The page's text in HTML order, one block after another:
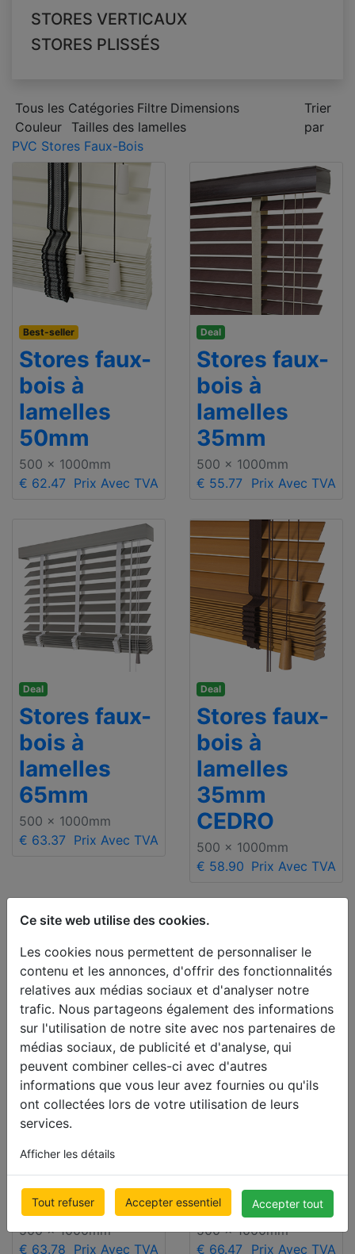
Ce site web utilise des cookies.
Les cookies nous permettent de personnaliser le
contenu et les annonces, d'offrir des fonctionnalités
relatives aux médias sociaux et d'analyser notre
trafic. Nous partageons également des informations
sur l'utilisation de notre site avec nos partenaires de
médias sociaux, de publicité et d'analyse, qui
peuvent combiner celles-ci avec d'autres
informations que vous leur avez fournies ou qu'ils
ont collectées lors de votre utilisation de leurs
services.
Afficher les détails
Tout refuser Accepter essentiel Accepter tout
STORES VERTICAUX
STORES PLISSÉS
Tous les Catégories Filtre Dimensions
Couleur
Tailles des lamelles
Trier
par
PVC Stores Faux-Bois
Best-seller
Stores faux-
bois à
lamelles
50mm
500 x 1000mm
€ 62.47 Prix Avec TVA
Deal
Stores faux-
bois à
lamelles
35mm
500 x 1000mm
€ 55.77 Prix Avec TVA
Deal
Stores faux-
bois à
lamelles
65mm
500 x 1000mm
€ 63.37 Prix Avec TVA
Deal
Stores faux-
bois à
lamelles
35mm
CEDRO
500 x 1000mm
€ 58.90 Prix Avec TVA
Deal
Stores faux-
bois à
lamelles
50mm
CEDRO
500 x 1000mm
€ 63.78 Prix Avec TVA
Deal
Stores faux-
65mm
CEDRO
500 x 1000mm
€ 66.47 Prix Avec TVA